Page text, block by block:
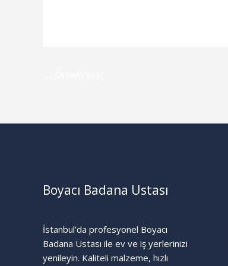
Boyacı Badana Ustası
İstanbul’da profesyonel Boyacı
Badana Ustası ile ev ve iş yerlerinizi
yenileyin. Kaliteli malzeme, hızlı